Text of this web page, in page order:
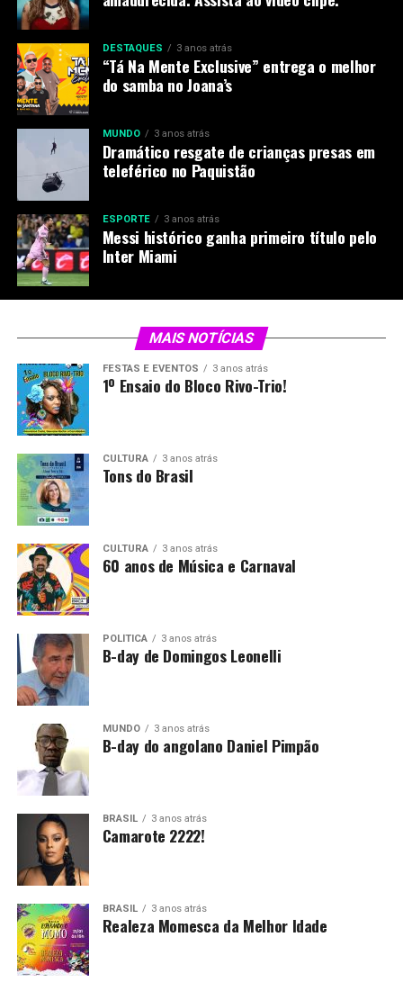
DESTAQUES 3 anos atrás
“Tá Na Mente Exclusive” entrega o melhor
do samba no Joana’s
MUNDO 3 anos atrás
Dramático resgate de crianças presas em
teleférico no Paquistão
ESPORTE 3 anos atrás
Messi histórico ganha primeiro título pelo
Inter Miami
MAIS NOTÍCIAS
FESTAS E EVENTOS 3 anos atrás
1º Ensaio do Bloco Rivo-Trio!
CULTURA 3 anos atrás
Tons do Brasil
CULTURA 3 anos atrás
60 anos de Música e Carnaval
POLÍTICA 3 anos atrás
B-day de Domingos Leonelli
MUNDO 3 anos atrás
B-day do angolano Daniel Pimpão
BRASIL 3 anos atrás
Camarote 2222!
BRASIL 3 anos atrás
Realeza Momesca da Melhor Idade